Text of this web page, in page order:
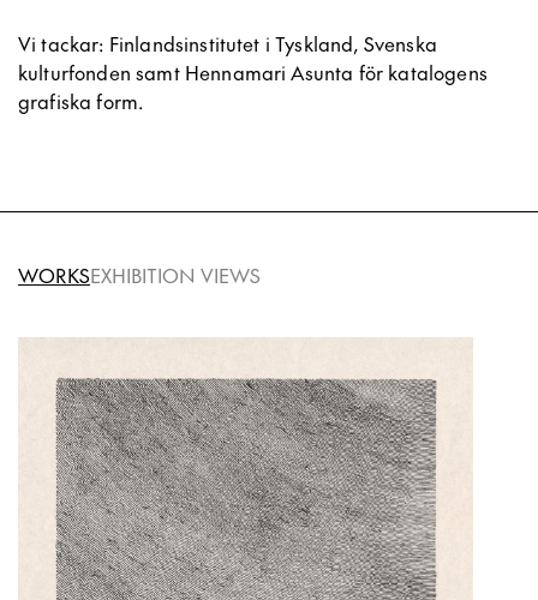
Vi tackar: Finlandsinstitutet i Tyskland, Svenska
kulturfonden samt Hennamari Asunta för katalogens
grafiska form.
WORKSEXHIBITION VIEWS